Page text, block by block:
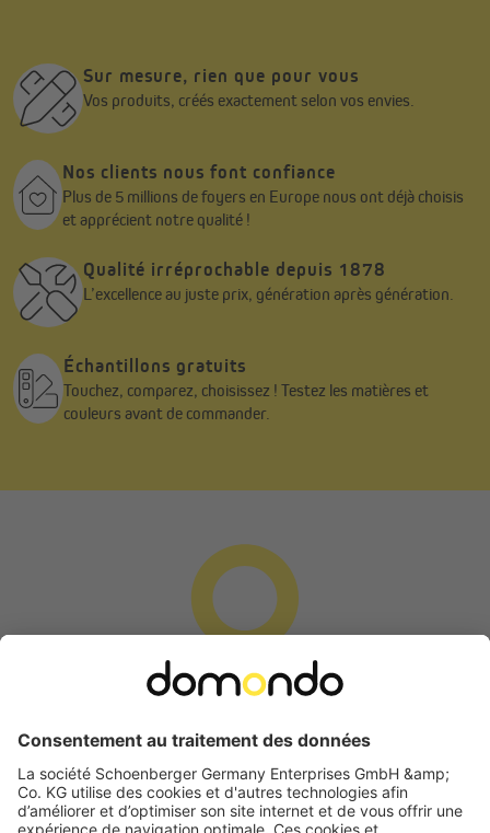
Sur mesure, rien que pour vous
Vos produits, créés exactement selon vos envies.
Nos clients nous font confiance
Plus de 5 millions de foyers en Europe nous ont déjà choisis
et apprécient notre qualité !
Qualité irréprochable depuis 1878
L’excellence au juste prix, génération après génération.
Échantillons gratuits
Touchez, comparez, choisissez ! Testez les matières et
couleurs avant de commander.
Demande de rétractation